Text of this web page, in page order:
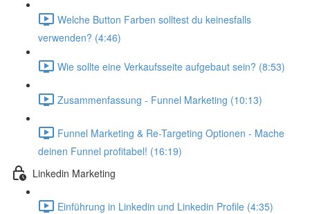
Welche Button Farben solltest du keinesfalls
verwenden? (4:46)
Wie sollte eine Verkaufsseite aufgebaut sein? (8:53)
Zusammenfassung - Funnel Marketing (10:13)
Funnel Marketing & Re-Targeting Optionen - Mache
deinen Funnel profitabel! (16:19)
Linkedin Marketing
Einführung in Linkedin und Linkedin Profile (4:35)